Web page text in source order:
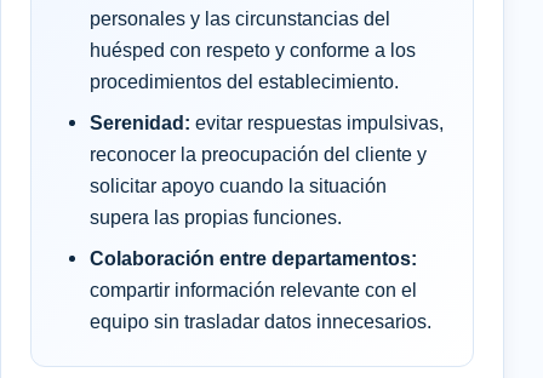
personales y las circunstancias del
huésped con respeto y conforme a los
procedimientos del establecimiento.
Serenidad: evitar respuestas impulsivas,
reconocer la preocupación del cliente y
solicitar apoyo cuando la situación
supera las propias funciones.
Colaboración entre departamentos:
compartir información relevante con el
equipo sin trasladar datos innecesarios.